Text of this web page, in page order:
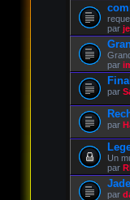
par
par
par
par
Un
par
par